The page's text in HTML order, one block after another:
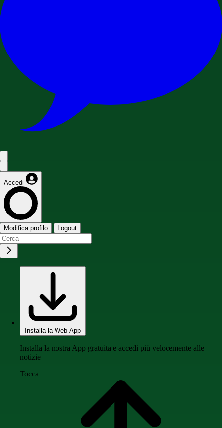
Accedi
Modifica profilo Logout
Installa la Web App
Installa la nostra App gratuita e accedi più velocemente alle
notizie
Tocca